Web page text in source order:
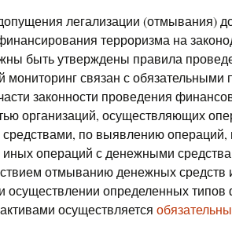
легализации (отмывания)
терроризма на
быть утверждены правила
мониторинг связан с обязательными
законности проведения
организаций, осуществляющих
по выявлению операций,
иных операций с денежными
отмыванию денежных
осуществлении определенных
осуществляется